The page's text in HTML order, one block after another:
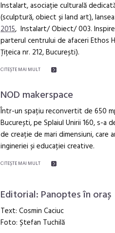
Instalart, asociație culturală
(sculptură, obiect și land art),
2015, Instalart/ Obiect/ 003.
parterul centrului de afaceri Ethos
Țițeica nr. 212, București).
CITEŞTE MAI MULT
NOD makerspace
Într-un spațiu reconvertit de 650
București, pe Splaiul Unirii 160, s-a
de creație de mari dimensiuni, care
ingineriei și educației creative.
CITEŞTE MAI MULT
Editorial: Panoptes în oraș
Text: Cosmin Caciuc
Foto: Ștefan Tuchilă